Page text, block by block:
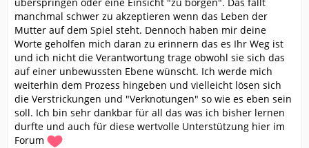
manchmal schwer zu akzeptieren wenn das Leben der
Mutter auf dem Spiel steht. Dennoch haben mir deine
Worte geholfen mich daran zu erinnern das es Ihr Weg ist
und ich nicht die Verantwortung trage obwohl sie sich das
auf einer unbewussten Ebene wünscht. Ich werde mich
weiterhin dem Prozess hingeben und vielleicht lösen sich
die Verstrickungen und "Verknotungen" so wie es eben sein
soll. Ich bin sehr dankbar für all das was ich bisher lernen
durfte und auch für diese wertvolle Unterstützung hier im
Forum